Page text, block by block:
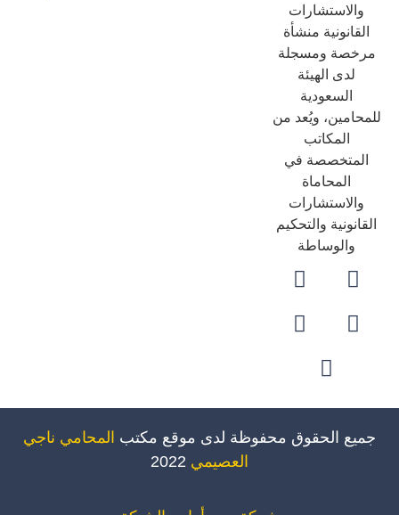
والاستشارات
منشأة
ومسجلة
لدى الهيئة
السعودية
ويُعد من
المكاتب
المتخصصة في
المحاماة
والاستشارات
والتحكيم
والوساطة
الحقوق محفوظة لدى موقع مكتبالمحامي ناجي
العصيمي2022